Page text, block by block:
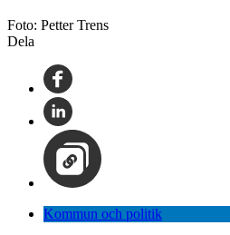
Foto: Petter Trens
Dela
Kommun och politik